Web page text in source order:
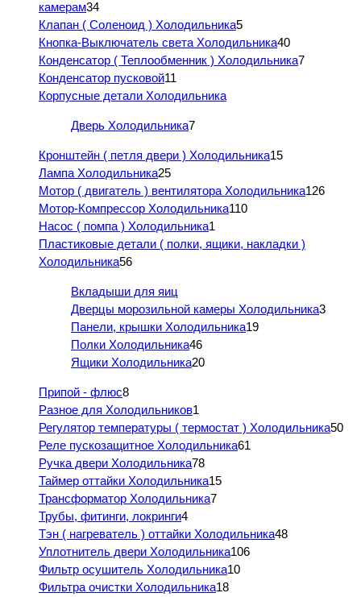
камерам34
Клапан ( Соленоид ) Холодильника5
Кнопка-Выключатель света Холодильника40
Конденсатор ( Теплообменник ) Холодильника7
Конденсатор пусковой11
Корпусные детали Холодильника
Дверь Холодильника7
Кронштейн ( петля двери ) Холодильника15
Лампа Холодильника25
Мотор ( двигатель ) вентилятора Холодильника126
Мотор-Компрессор Холодильника110
Насос ( помпа ) Холодильника1
Пластиковые детали ( полки, ящики, накладки )
Холодильника56
Вкладыши для яиц
Дверцы морозильной камеры Холодильника3
Панели, крышки Холодильника19
Полки Холодильника46
Ящики Холодильника20
Припой - флюс8
Разное для Холодильников1
Регулятор температуры ( термостат ) Холодильника50
Реле пускозащитное Холодильника61
Ручка двери Холодильника78
Таймер оттайки Холодильника15
Трансформатор Холодильника7
Трубы, фитинги, локринги4
Тэн ( нагреватель ) оттайки Холодильника48
Уплотнитель двери Холодильника106
Фильтр осушитель Холодильника10
Фильтра очистки Холодильника18